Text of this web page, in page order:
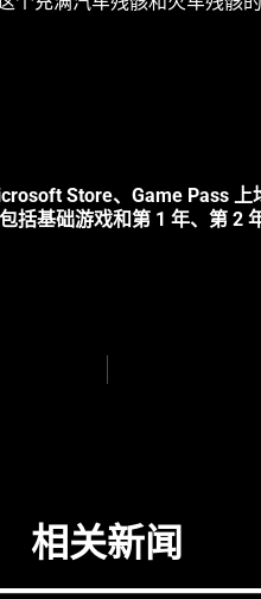
Store、Game Pass
包括基础游戏和第 1 年、第 2
相关新闻